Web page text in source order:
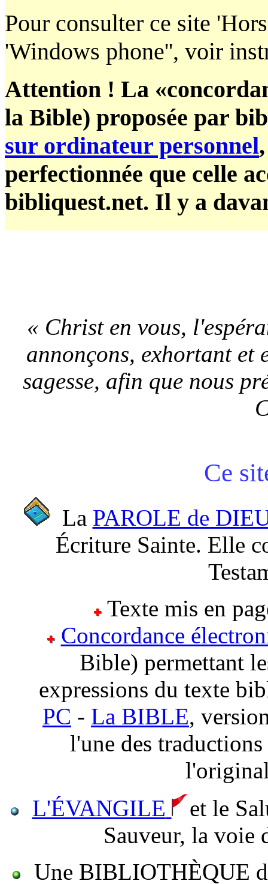
Pour consulter ce site
'Windows phone'', voir
Attention ! La
la Bible) proposée par
sur ordinateur personnel
perfectionnée que celle
bibliquest.net. Il y a
« Christ en vous,
annonçons, exhortant et
sagesse, afin que nous
Ce
La PAROLE de
Écriture Sainte. Elle
Texte mis en
Concordance
Bible) permettant
expressions du texte
PC - La BIBLE,
l'une des
L'ÉVANGILE
et le
Sauveur, la voie
Une BIBLIOTHÈQUE